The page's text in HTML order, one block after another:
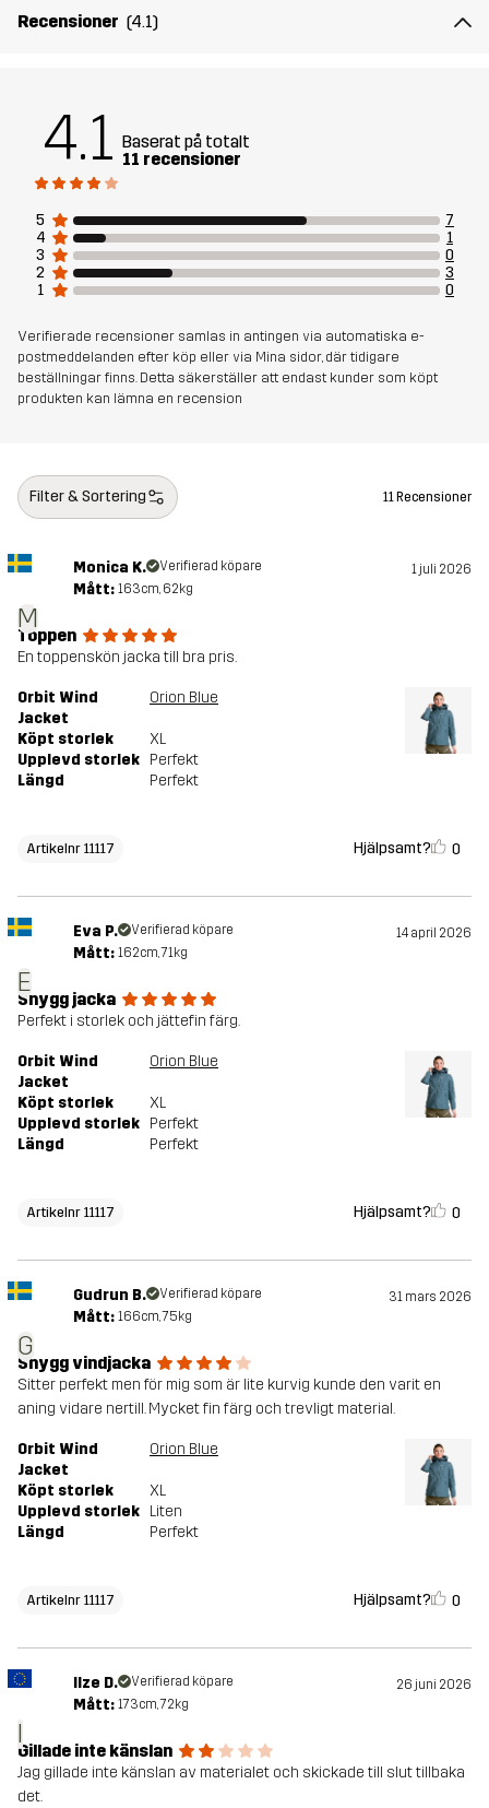
Recensioner (4.1)
4.1 Baserat på totalt
11 recensioner
5
7
4
1
3
0
2
3
1
0
Verifierade recensioner samlas in antingen via automatiska e-
postmeddelanden efter köp eller via Mina sidor, där tidigare
beställningar finns. Detta säkerställer att endast kunder som köpt
produkten kan lämna en recension
Filter & Sortering 11 Recensioner
M
Monica K. Verifierad köpare 1 juli 2026
Mått: 163cm, 62kg
Toppen
En toppenskön jacka till bra pris.
Orbit Wind
Jacket
Orion Blue
Köpt storlek
XL
Upplevd storlek Perfekt
Längd
Perfekt
Artikelnr 11117 Hjälpsamt? 0
E
Eva P. Verifierad köpare 14 april 2026
Mått: 162cm, 71kg
Snygg jacka
Perfekt i storlek och jättefin färg.
Orbit Wind
Jacket
Orion Blue
Köpt storlek
XL
Upplevd storlek Perfekt
Längd
Perfekt
Artikelnr 11117 Hjälpsamt? 0
G
Gudrun B. Verifierad köpare 31 mars 2026
Mått: 166cm, 75kg
Snygg vindjacka
Sitter perfekt men för mig som är lite kurvig kunde den varit en
aning vidare nertill. Mycket fin färg och trevligt material.
Orbit Wind
Jacket
Orion Blue
Köpt storlek
XL
Upplevd storlek Liten
Längd
Perfekt
Artikelnr 11117 Hjälpsamt? 0
I
Ilze D. Verifierad köpare 26 juni 2026
Mått: 173cm, 72kg
Gillade inte känslan
Jag gillade inte känslan av materialet och skickade till slut tillbaka
det.